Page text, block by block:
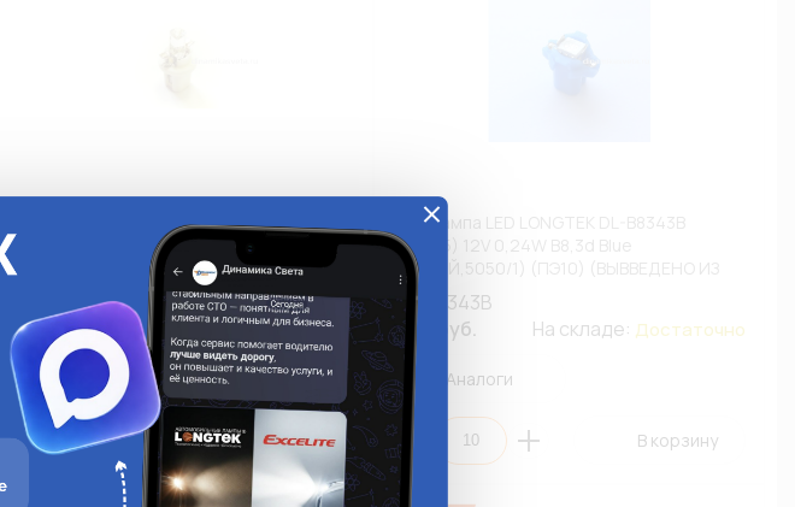
Автолампа LED LONGTEK DL-B8554Y
BAX(T5) 12V B8,5d Yellow
(ЖЕЛТЫЙ,LED/1,линза concave) (ПЭ10)
(ВЫВЕДЕНО ИЗ АССОРТИМЕНТА)
DL-B8554Y
7.06 руб.
На складе:Мало
Аналоги
В корзину
Автолампа LED LONGTEK DL-B8343B
BAX(T5) 12V 0,24W B8,3d Blue
(СИНИЙ,5050/1) (ПЭ10) (ВЫВВЕДЕНО ИЗ
АССОРТИМЕНТА)
DL-B8343B
9.42 руб.
На складе: Достаточно
Аналоги
В корзину